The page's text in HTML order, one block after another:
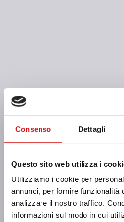
Consenso Dettagli
Questo sito web utilizza i
Utilizziamo i cookie per
annunci, per fornire funzionalità
analizzare il nostro traffico.
informazioni sul modo in cui
Buona
giornata
abbiamo a